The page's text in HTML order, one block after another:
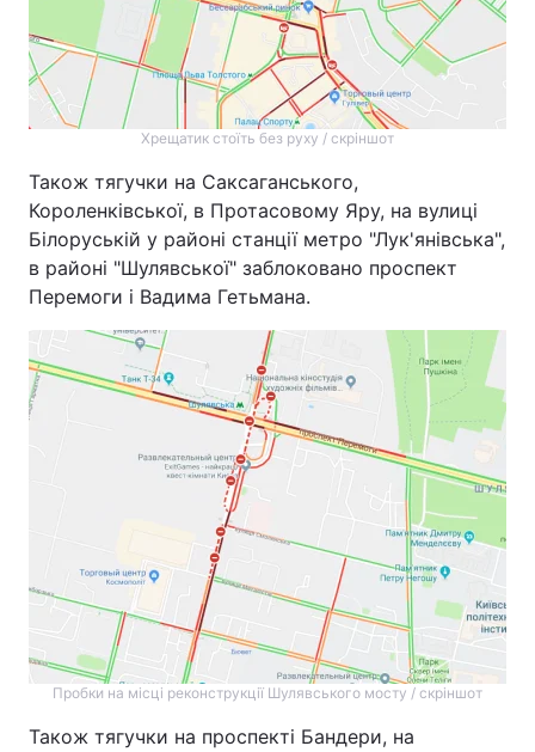
Хрещатик стоїть без руху / скріншот
Також тягучки на Саксаганського,
Короленківської, в Протасовому Яру, на вулиці
Білоруській у районі станції метро "Лук'янівська",
в районі "Шулявської" заблоковано проспект
Перемоги і Вадима Гетьмана.
Пробки на місці реконструкції Шулявського мосту / скріншот
Також тягучки на проспекті Бандери, на